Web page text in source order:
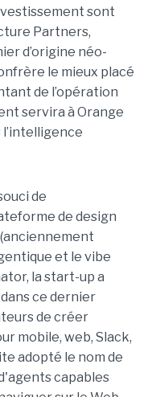
sont
Partners,
d’origine néo-
le mieux placé
de l’opération
servira à Orange
de
de design
et le vibe
la start-up a
ce dernier
de créer
mobile, web, Slack,
adopté le nom de
capables